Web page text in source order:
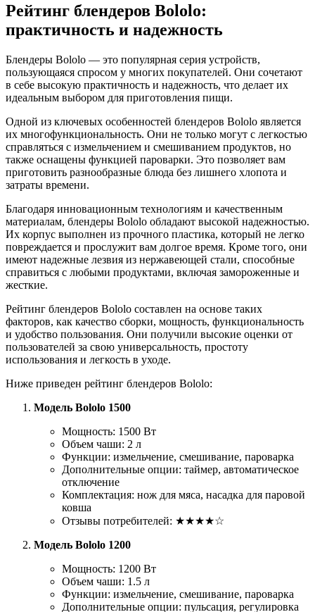
Рейтинг блендеров Bololo:
практичность и надежность
Блендеры Bololo — это популярная серия устройств,
пользующаяся спросом у многих покупателей. Они сочетают
в себе высокую практичность и надежность, что делает их
идеальным выбором для приготовления пищи.
Одной из ключевых особенностей блендеров Bololo является
их многофункциональность. Они не только могут с легкостью
справляться с измельчением и смешиванием продуктов, но
также оснащены функцией пароварки. Это позволяет вам
приготовить разнообразные блюда без лишнего хлопота и
затраты времени.
Благодаря инновационным технологиям и качественным
материалам, блендеры Bololo обладают высокой надежностью.
Их корпус выполнен из прочного пластика, который не легко
повреждается и прослужит вам долгое время. Кроме того, они
имеют надежные лезвия из нержавеющей стали, способные
справиться с любыми продуктами, включая замороженные и
жесткие.
Рейтинг блендеров Bololo составлен на основе таких
факторов, как качество сборки, мощность, функциональность
и удобство пользования. Они получили высокие оценки от
пользователей за свою универсальность, простоту
использования и легкость в уходе.
Ниже приведен рейтинг блендеров Bololo:
Модель Bololo 1500
Мощность: 1500 Вт
Объем чаши: 2 л
Функции: измельчение, смешивание, пароварка
Дополнительные опции: таймер, автоматическое
отключение
Комплектация: нож для мяса, насадка для паровой
ковша
Отзывы потребителей: ★★★★☆
Модель Bololo 1200
Мощность: 1200 Вт
Объем чаши: 1.5 л
Функции: измельчение, смешивание, пароварка
Дополнительные опции: пульсация, регулировка